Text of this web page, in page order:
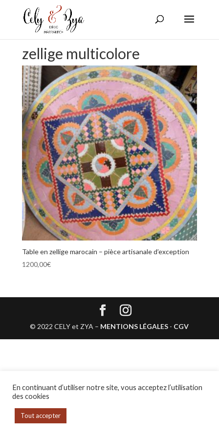
zellige multicolore
Table en zellige marocain – pièce artisanale d’exception
1200,00€
© 2022 CELY et ZYA – MENTIONS LÉGALES - CGV
En continuant d’utiliser notre site, vous acceptez l’utilisation
des cookies
Tout accepter